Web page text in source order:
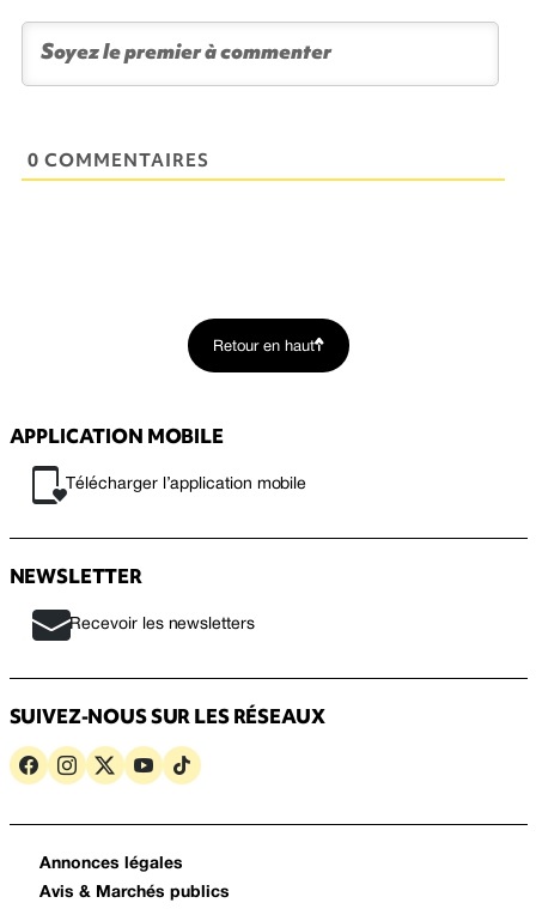
0 COMMENTAIRES
Retour en haut
APPLICATION MOBILE
Télécharger l’application mobile
NEWSLETTER
Recevoir les newsletters
SUIVEZ-NOUS SUR LES RÉSEAUX
Annonces légales
Avis & Marchés publics